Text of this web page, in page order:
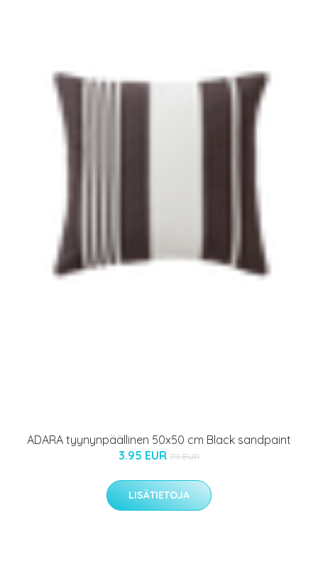
ADARA tyynynpäällinen 50x50 cm Black sandpaint
3.95 EUR 7.9 EUR
LISÄTIETOJA